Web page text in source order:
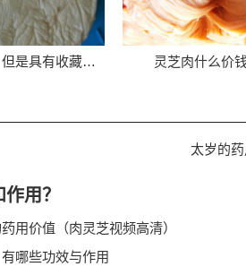
野生白灵芝肉的价格贵，但是具有收藏价值 灵芝肉什么价
太岁的
用？
用价值（肉灵芝视频高清）
哪些功效与作用